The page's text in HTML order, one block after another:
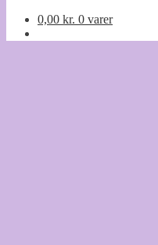
0,00 kr. 0 varer